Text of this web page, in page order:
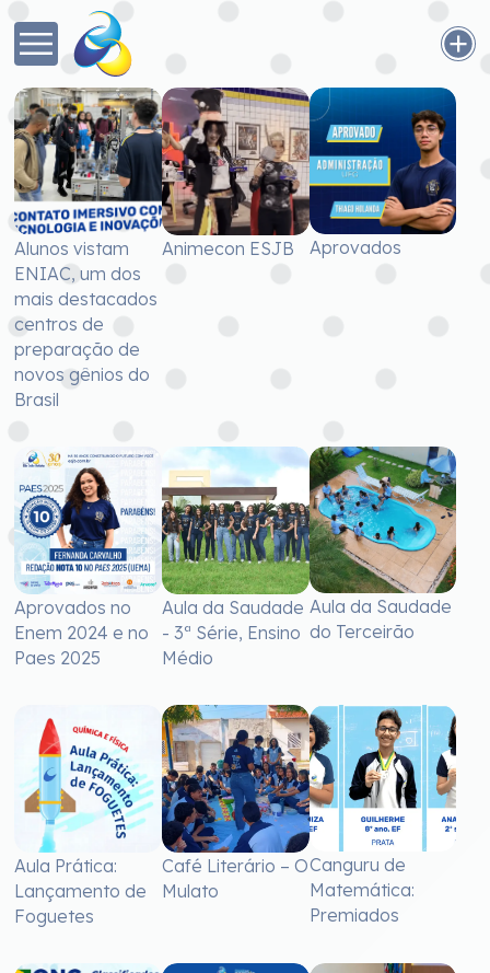
Alunos vistam
ENIAC, um dos
mais destacados
centros de
preparação de
novos gênios do
Brasil
Animecon ESJB Aprovados
Aprovados no
Enem 2024 e no
Paes 2025
Aula da Saudade
- 3ª Série, Ensino
Médio
Aula da Saudade
do Terceirão
Aula Prática:
Lançamento de
Foguetes
Café Literário – O
Mulato
Canguru de
Matemática:
Premiados